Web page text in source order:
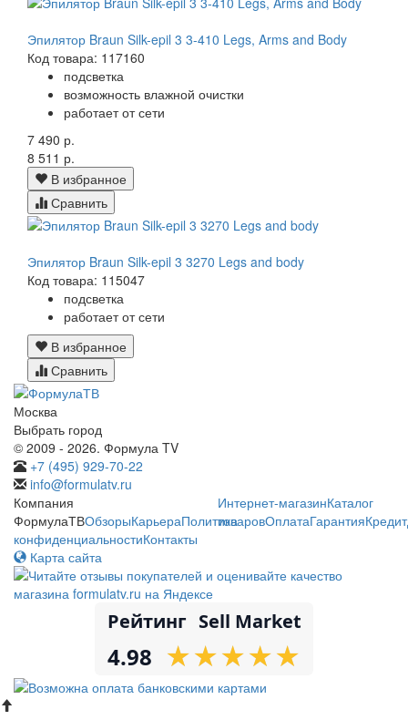
Эпилятор Braun Silk-epil 3 3-410 Legs, Arms and Body
Код товара: 117160
подсветка
возможность влажной очистки
работает от сети
7 490 р.
8 511 р.
В избранное
Сравнить
Эпилятор Braun Silk-epil 3 3270 Legs and body
Код товара: 115047
подсветка
работает от сети
В избранное
Сравнить
Москва
Выбрать город
© 2009 - 2026. Формула TV
+7 (495) 929-70-22
info@formulatv.ru
Компания
ФормулаТВОбзорыКарьераПолитика
конфиденциальностиКонтакты
Интернет-магазинКаталог
товаровОплатаГарантияКредит
Карта сайта
Рейтинг Sell Market
4.98 ★
★★
★★
★★
★★
★